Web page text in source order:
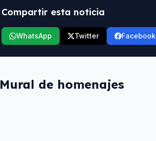
Compartir esta noticia
WhatsApp Twitter Facebook
Mural de homenajes